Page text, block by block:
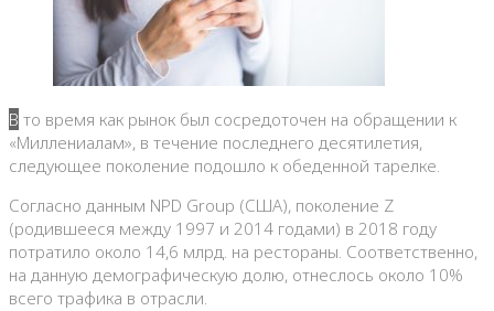
В то время как рынок был сосредоточен на обращении к
«Миллениалам», в течение последнего десятилетия,
следующее поколение подошло к обеденной тарелке.
Согласно данным NPD Group (США), поколение Z
(родившееся между 1997 и 2014 годами) в 2018 году
потратило около 14,6 млрд. на рестораны. Соответственно,
на данную демографическую долю, отнеслось около 10%
всего трафика в отрасли.